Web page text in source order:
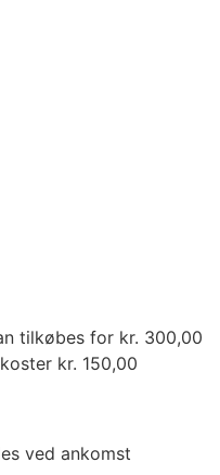
tilkøbes for kr. 300,00
kr. 150,00
ved ankomst